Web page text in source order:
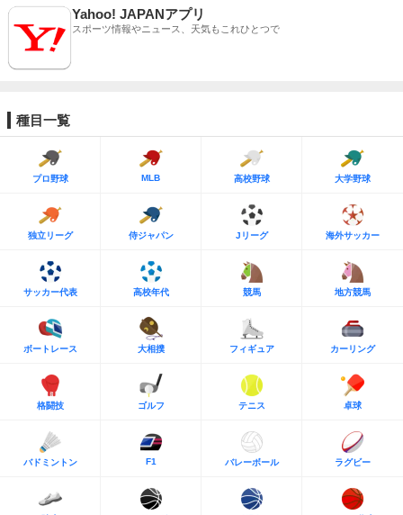
Yahoo! JAPANアプリ
スポーツ情報やニュース、天気もこれひとつで
種目一覧
プロ野球 MLB 高校野球 大学野球
独立リーグ 侍ジャパン Jリーグ 海外サッカー
サッカー代表 高校年代 競馬 地方競馬
ボートレース 大相撲 フィギュア カーリング
格闘技 ゴルフ テニス 卓球
バドミントン F1 バレーボール ラグビー